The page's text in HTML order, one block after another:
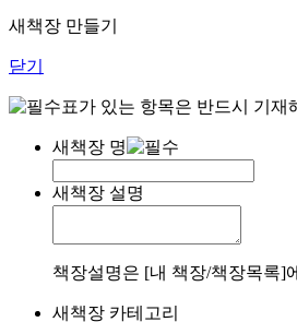
새책장 만들기
닫기
표가 있는 항목은 반드시 기재
새책장 명
새책장 설명
책장설명은 [내 책장/책장목록]
새책장 카테고리